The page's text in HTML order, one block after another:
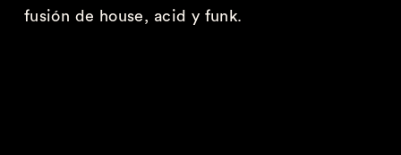
fusión de house, acid y funk.